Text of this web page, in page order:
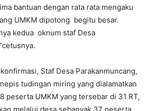
bantuan dengan rata rata mengaku
UMKM dipotong begitu besar.
kedua oknum staf Desa
Staf Desa Parakanmuncang,
tudingan miring yang dialamatkan
peserta UMKM yang tersebar di 31 RT,